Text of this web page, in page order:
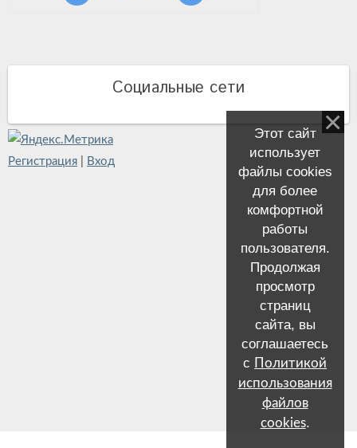
Социальные сети
Регистрация Вход
Этот сайт
использует
файлы cookies
для более
комфортной
работы
пользователя.
Продолжая
просмотр
страниц
сайта, вы
соглашаетесь
с
Политикой
использования
файлов
cookies.